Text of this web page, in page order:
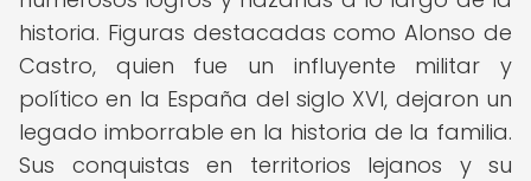
historia. Figuras destacadas como Alonso de
Castro, quien fue un influyente militar y
político en la España del siglo XVI, dejaron un
legado imborrable en la historia de la familia.
Sus conquistas en territorios lejanos y su